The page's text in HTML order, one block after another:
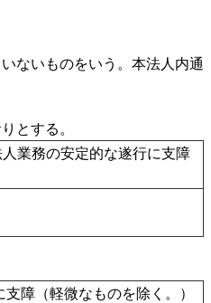
ないものをいう。本法人内通
とする。
業務の安定的な遂行に支障
障（軽微なものを除く。）